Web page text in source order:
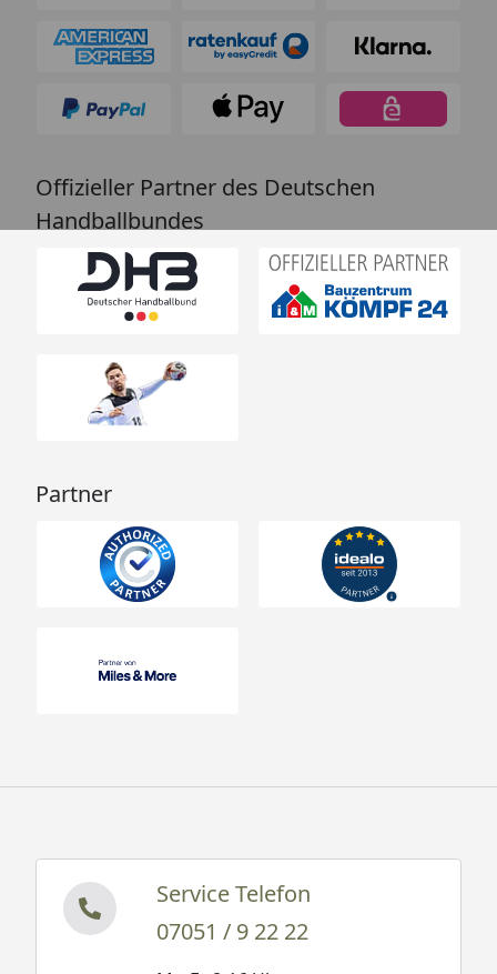
Offizieller Partner des Deutschen
Handballbundes
Partner
Service Telefon
07051 / 9 22 22